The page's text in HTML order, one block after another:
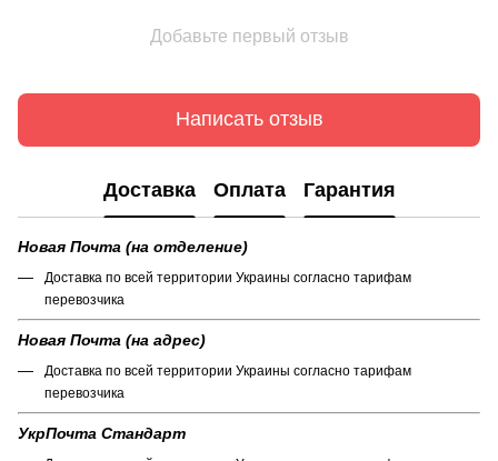
Добавьте первый отзыв
Написать отзыв
Доставка Оплата Гарантия
Новая Почта (на отделение)
Доставка по всей территории Украины согласно тарифам
перевозчика
Новая Почта (на адрес)
Доставка по всей территории Украины согласно тарифам
перевозчика
УкрПочта Стандарт